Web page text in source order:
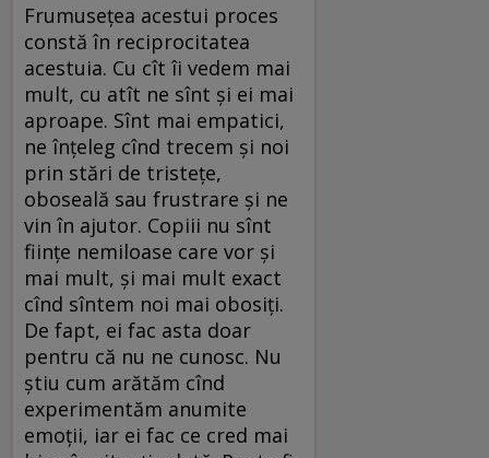
Frumusețea acestui proces
constă în reciprocitatea
acestuia. Cu cît îi vedem mai
mult, cu atît ne sînt și ei mai
aproape. Sînt mai empatici,
ne înțeleg cînd trecem și noi
prin stări de tristețe,
oboseală sau frustrare și ne
vin în ajutor. Copiii nu sînt
ființe nemiloase care vor și
mai mult, și mai mult exact
cînd sîntem noi mai obosiți.
De fapt, ei fac asta doar
pentru că nu ne cunosc. Nu
știu cum arătăm cînd
experimentăm anumite
emoții, iar ei fac ce cred mai